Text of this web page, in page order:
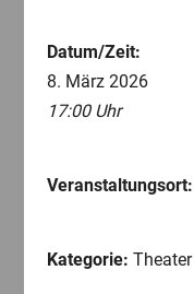
Datum/Zeit:
8. März 2026
17:00 Uhr
Veranstaltungsort:
Kategorie: Theater